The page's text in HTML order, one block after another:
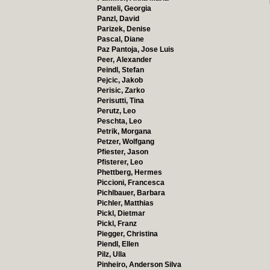
Panteli, Georgia
Panzl, David
Parizek, Denise
Pascal, Diane
Paz Pantoja, Jose Luis
Peer, Alexander
Peindl, Stefan
Pejcic, Jakob
Perisic, Zarko
Perisutti, Tina
Perutz, Leo
Peschta, Leo
Petrik, Morgana
Petzer, Wolfgang
Pfiester, Jason
Pfisterer, Leo
Phettberg, Hermes
Piccioni, Francesca
Pichlbauer, Barbara
Pichler, Matthias
Pickl, Dietmar
Pickl, Franz
Piegger, Christina
Piendl, Ellen
Pilz, Ulla
Pinheiro, Anderson Silva